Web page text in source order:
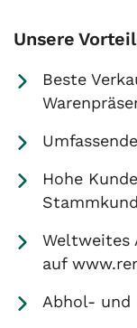
Unsere
Beste
Hohe
Weltweites
auf
Abhol- und